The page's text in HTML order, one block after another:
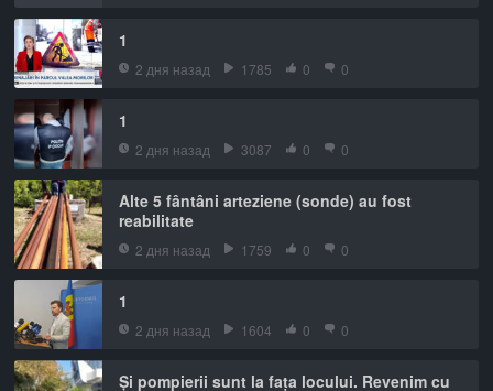
1
2 дня назад 1785 0 0
1
2 дня назад 3087 0 0
Alte 5 fântâni arteziene (sonde) au fost
reabilitate
2 дня назад 1759 0 0
1
2 дня назад 1604 0 0
Și pompierii sunt la fața locului. Revenim cu